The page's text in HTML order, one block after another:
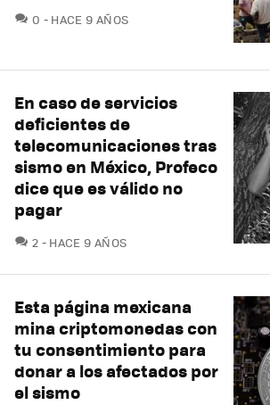
0 COMENTARIOS
HACE 9 AÑOS
En caso de servicios
deficientes de
telecomunicaciones tras
sismo en México, Profeco
dice que es válido no
pagar
2 COMENTARIOS
HACE 9 AÑOS
Esta página mexicana
mina criptomonedas con
tu consentimiento para
donar a los afectados por
el sismo